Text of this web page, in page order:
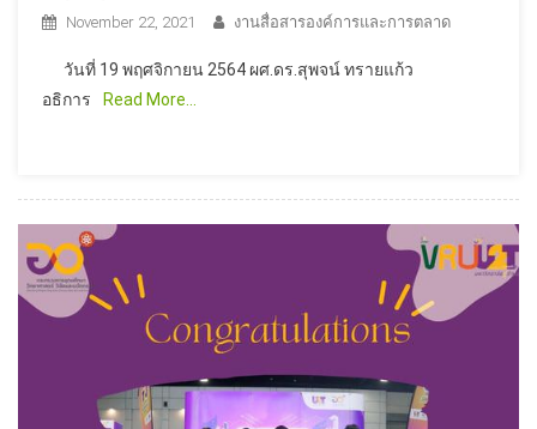
November 22, 2021 งานสื่อสารองค์การและการตลาด
วันที่ 19 พฤศจิกายน 2564 ผศ.ดร.สุพจน์ ทรายแก้ว
อธิการ
Read More…